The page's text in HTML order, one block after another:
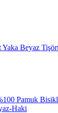
Beyaz
Pamuk
Haki